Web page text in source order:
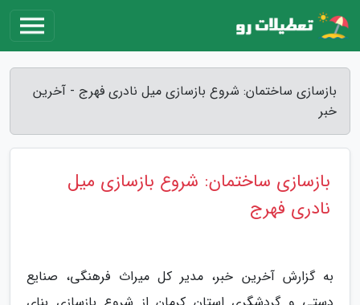
بازسازی ساختمان: شروع بازسازی میل نادری فهرج - آخرین
خبر
بازسازی ساختمان: شروع بازسازی میل
نادری فهرج
به گزارش آخرین خبر، مدیر کل میراث فرهنگی، صنایع